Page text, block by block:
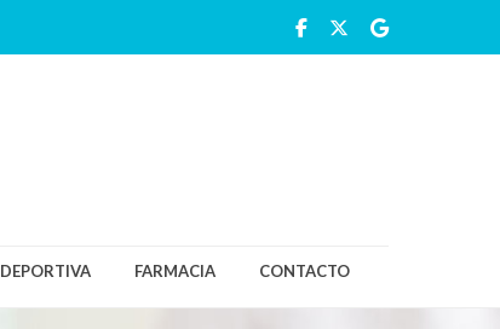
DEPORTIVA FARMACIA CONTACTO